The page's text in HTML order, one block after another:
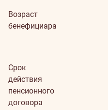
Возраст
бенефициара
Срок
действия
пенсионного
договора